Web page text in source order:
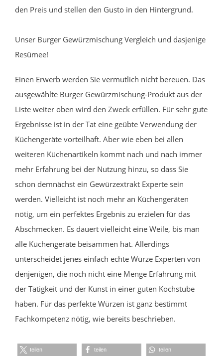
den Preis und stellen den Gusto in den Hintergrund.
Unser Burger Gewürzmischung Vergleich und dasjenige
Resümee!
Einen Erwerb werden Sie vermutlich nicht bereuen. Das
ausgewählte Burger Gewürzmischung-Produkt aus der
Liste weiter oben wird den Zweck erfüllen. Für sehr gute
Ergebnisse ist in der Tat eine geübte Verwendung der
Küchengeräte vorteilhaft. Aber wie eben bei allen
weiteren Küchenartikeln kommt nach und nach immer
mehr Erfahrung bei der Nutzung hinzu, so dass Sie
schon demnächst ein Gewürzextrakt Experte sein
werden. Vielleicht ist noch mehr an Küchengeräten
nötig, um ein perfektes Ergebnis zu erzielen für das
Abschmecken. Es dauert vielleicht eine Weile, bis man
alle Küchengeräte beisammen hat. Allerdings
unterscheidet jenes einfach echte Würze Experten von
denjenigen, die noch nicht eine Menge Erfahrung mit
der Tätigkeit und der Kunst in einer guten Kochstube
haben. Für das perfekte Würzen ist ganz bestimmt
Fachkompetenz nötig, wie bereits beschrieben.
teilen teilen teilen